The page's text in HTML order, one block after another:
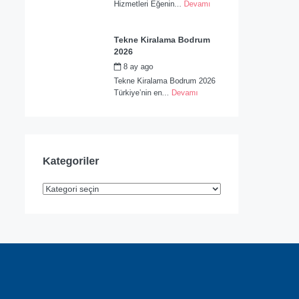
Hizmetleri Eğenin...
Devamı
Tekne Kiralama Bodrum
2026
8 ay ago
Tekne Kiralama Bodrum 2026
Türkiye’nin en...
Devamı
Kategoriler